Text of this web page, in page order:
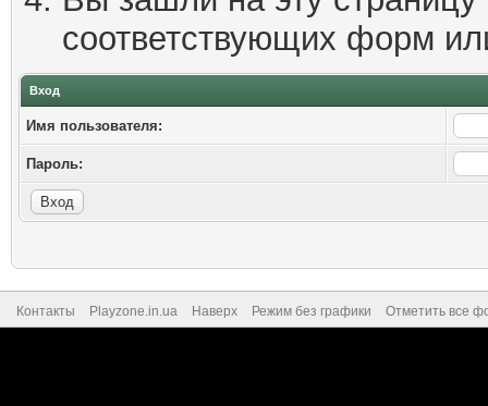
соответствующих форм
Вход
Имя пользователя:
Пароль:
Контакты Playzone.in.ua Наверх Режим без графики Отметить все